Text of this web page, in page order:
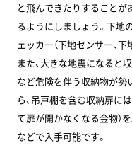
と飛んできたりすることが
るようにしましょう。下地
ェッカー（下地センサー、
また、大きな地震になると
など危険を伴う収納物が
ら、吊戸棚を含む収納扉に
て扉が開かなくなる金物）
などで入手可能です。